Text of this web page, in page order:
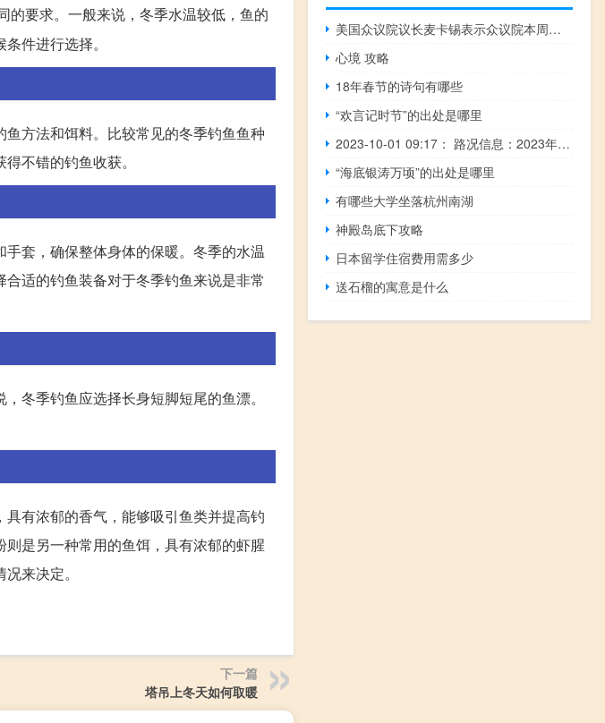
的要求。一般来说，冬季水温较低，鱼的
件进行选择。
方法和饵料。比较常见的冬季钓鱼鱼种
不错的钓鱼收获。
套，确保整体身体的保暖。冬季的水温
适的钓鱼装备对于冬季钓鱼来说是非常
冬季钓鱼应选择长身短脚短尾的鱼漂。
有浓郁的香气，能够吸引鱼类并提高钓
是另一种常用的鱼饵，具有浓郁的虾腥
来决定。
下一篇
塔吊上冬天如何取暖
美国众议院议长麦卡锡表示众议院本周将对共和党的权宜开支法案进行表决
心境 攻略
18年春节的诗句有哪些
“欢言记时节”的出处是哪里
2023-10-01 09:17： 路况信息：2023年10月1日9时05分，沪昆高速潭邵段湘潭北收费站附近以西K1073处东往西因三车追尾造成交通通行缓慢，至9时15分事故已处理完毕，交通恢复正常通行时间待定。Sa85Za ​​​
“海底银涛万顷”的出处是哪里
有哪些大学坐落杭州南湖
神殿岛底下攻略
日本留学住宿费用需多少
送石榴的寓意是什么